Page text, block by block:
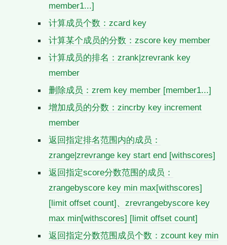
member1...]
计算成员个数：zcard key
计算某个成员的分数：zscore key member
计算成员的排名：zrank|zrevrank key
member
删除成员：zrem key member [member1...]
增加成员的分数：zincrby key increment
member
返回指定排名范围内的成员：
zrange|zrevrange key start end [withscores]
返回指定score分数范围的成员：
zrangebyscore key min max[withscores]
[limit offset count]、zrevrangebyscore key
max min[withscores] [limit offset count]
返回指定分数范围成员个数：zcount key min